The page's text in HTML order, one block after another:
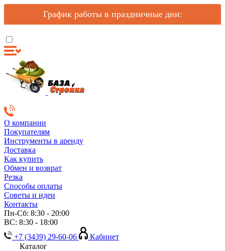
График работы в праздничные дни:
О компании
Покупателям
Инструменты в аренду
Доставка
Как купить
Обмен и возврат
Резка
Способы оплаты
Советы и идеи
Контакты
Пн-Сб: 8:30 - 20:00
ВС: 8:30 - 18:00
+7 (3439) 29-60-06
Кабинет
Каталог